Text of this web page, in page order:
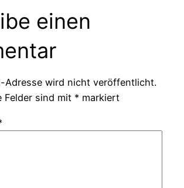
einen
Adresse wird nicht veröffentlicht.
Felder sind mit * markiert